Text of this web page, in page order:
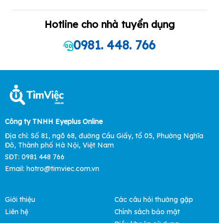
Hotline cho nhà tuyển dụng
0981. 448. 766
Công ty TNHH Eyeplus Online
Địa chỉ: Số 81, ngõ 68, đường Cầu Giấy, tổ 05, Phường Nghĩa
Đô, Thành phố Hà Nội, Việt Nam
SĐT: 0981 448 766
Email: hotro@timviec.com.vn
Giới thiệu
Liên hệ
Các câu hỏi thường gặp
Chính sách bảo mật